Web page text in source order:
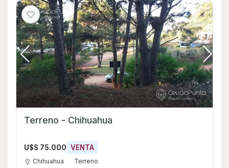
Terreno - Chihuahua
U$S 75.000 VENTA
Chihuahua Terreno